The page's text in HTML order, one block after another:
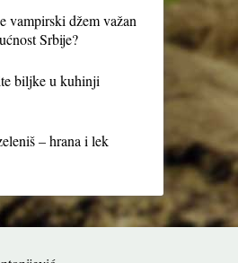
vampirski džem važan
Srbije?
biljke u kuhinji
– hrana i lek